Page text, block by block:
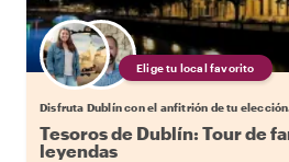
Elige tu local favorito
Disfruta Dublín con el anfitrión de tu
Tesoros de Dublín: Tour de
leyendas